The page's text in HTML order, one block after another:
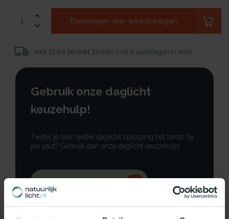
Toevoegen aan winkelwagen
Voor 12:00 besteld, binnen 3 tot 5 werkdagen in huis!
Gebruik onze daglicht
keuzehulp!
Twijfel je over welke daglicht oplossing het beste bij
jou past? Gebruik dan onze daglicht keuzehulp!
Neem contact op